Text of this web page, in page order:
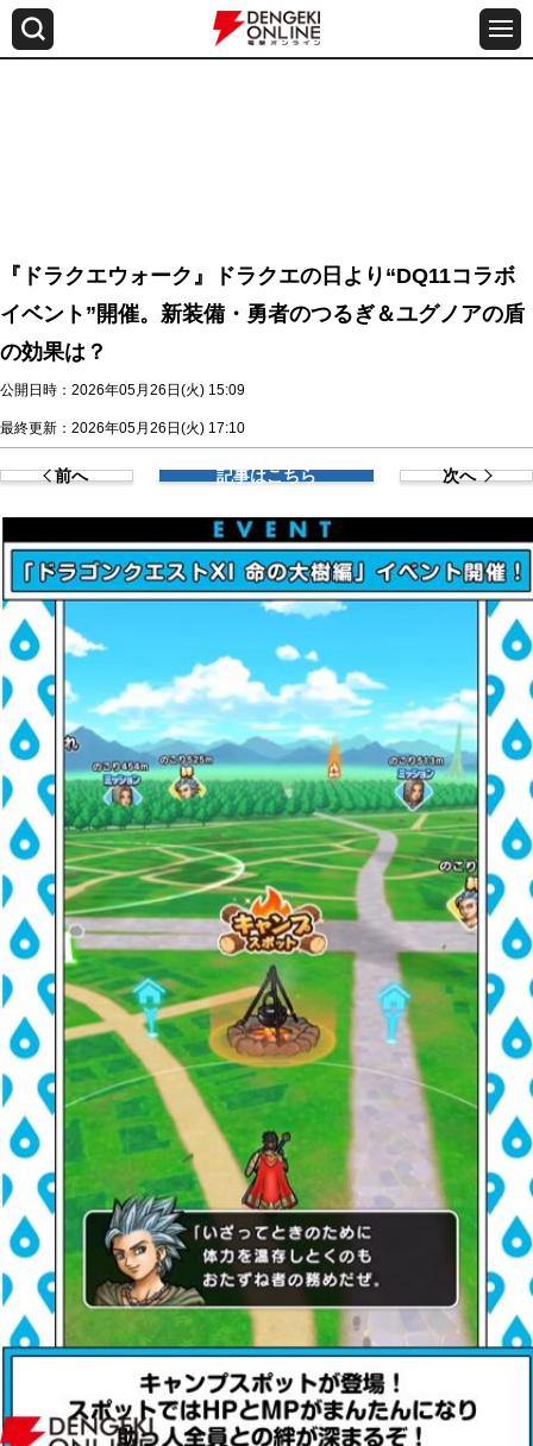
『ドラクエウォーク』ドラクエの日より“DQ11コラボ
イベント”開催。新装備・勇者のつるぎ＆ユグノアの盾
の効果は？
公開日時：2026年05月26日(火) 15:09
最終更新：2026年05月26日(火) 17:10
前へ 記事はこちら 次へ